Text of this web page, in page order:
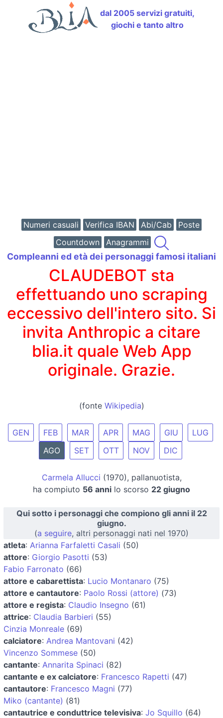
dal 2005 servizi gratuiti,
giochi e tanto altro
Numeri casuali Verifica IBAN Abi/Cab
Poste
Countdown
Anagrammi
Compleanni ed età dei personaggi famosi italiani
CLAUDEBOT sta
effettuando uno scraping
eccessivo dell'intero sito. Si
invita Anthropic a citare
blia.it quale Web App
originale. Grazie.
(fonte Wikipedia)
GEN FEB MAR APR MAG GIU
LUG
AGO
SET OTT NOV DIC
Carmela Allucci (1970), pallanuotista,
ha compiuto 56 anni lo scorso 22 giugno
Qui sotto i personaggi che compiono gli anni il 22
giugno.
(a seguire, altri personaggi nati nel 1970)
atleta: Arianna Farfaletti Casali (50)
attore: Giorgio Pasotti (53)
Fabio Farronato (66)
attore e cabarettista: Lucio Montanaro (75)
attore e cantautore: Paolo Rossi (attore) (73)
attore e regista: Claudio Insegno (61)
attrice: Claudia Barbieri (55)
Cinzia Monreale (69)
calciatore: Andrea Mantovani (42)
Vincenzo Sommese (50)
cantante: Annarita Spinaci (82)
cantante e ex calciatore: Francesco Rapetti (47)
cantautore: Francesco Magni (77)
Miko (cantante) (81)
cantautrice e conduttrice televisiva: Jo Squillo (64)